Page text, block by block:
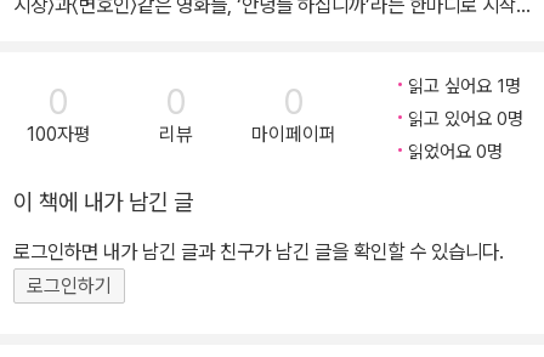
재에 참여하고 있다. 고려대 노동대학원장을 세 번 연임하면서 노동
애썼다. 2019년 대통령직속 정책기획 위원장으로 취임해 대통령 소
속 9개 국정과제위원회를 총괄하는 국정과제협의회 의장직을 수행하
며 정책기획시리즈 단행본 21권을 출간했고, 2022년 문재인정부 국
회운동·민주주의·노동학 등 비교적 현장에 민감한 분야를 연구하면서
미네르바의 올빼미와 갈리아의 수탉을 동시에 좇은 셈이다.
시장〉과〈변호인〉같은 영화들, ‘안녕들 하십니까’라는 한마디로 시작
는 언제부터 이렇게 고단하고 꿈을 갖기 힘든 삶이 되었을까. 노동시
간, 여성 저임금 노동, 남녀 정규직 임금 격차와 자살률, 이혼율, 낙태
율, 저출산 등의 사회지표가 세계 최고에 이르는 현실은 하루하루를
서가 있듯, 사회구조가 만드는 모든 문제의 정점에 정치가 있다. 한국
사회는 1987년 6월 민주항쟁을 거치며 민주화에 성공했으나 표면적
일 뿐, 실질적인 민주화는 이루어지지 않았다. 절대 공공성과 국가 공
공성에서 나아가지 못하고 체계정치의 국가주의와 성장주의를 넘어
0
100자평
0
리뷰
0
마이페이퍼
읽고 싶어요 1명
읽고 있어요 0명
읽었어요 0명
이 책에 내가 남긴 글
로그인하면 내가 남긴 글과 친구가 남긴 글을 확인할 수 있습니다.
로그인하기